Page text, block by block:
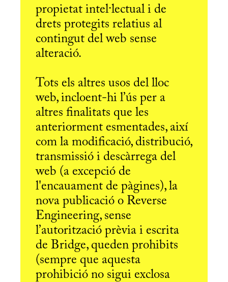
propietat intel·lectual i de
drets protegits relatius al
contingut del web sense
alteració.
Tots els altres usos del lloc
web, incloent-hi l’ús per a
altres finalitats que les
anteriorment esmentades, així
com la modificació, distribució,
transmissió i descàrrega del
web (a excepció de
l'encauament de pàgines), la
nova publicació o Reverse
Engineering, sense
l’autorització prèvia i escrita
de Bridge, queden prohibits
(sempre que aquesta
prohibició no sigui exclosa